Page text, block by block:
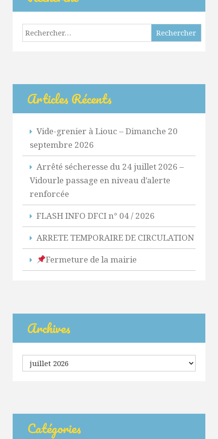
Rechercher :
Articles Récents
Vide-grenier à Liouc – Dimanche 20
septembre 2026
Arrêté sécheresse du 24 juillet 2026 –
Vidourle passage en niveau d’alerte
renforcée
FLASH INFO DFCI n° 04 / 2026
ARRETE TEMPORAIRE DE CIRCULATION
Fermeture de la mairie
Archives
Archives
Catégories